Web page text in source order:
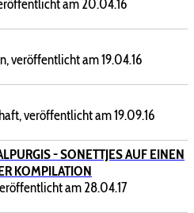
am 20.04.16
veröffentlicht am 19.04.16
veröffentlicht am 19.09.16
- SONETTJES AUF EINEN
KOMPILATION
am 28.04.17